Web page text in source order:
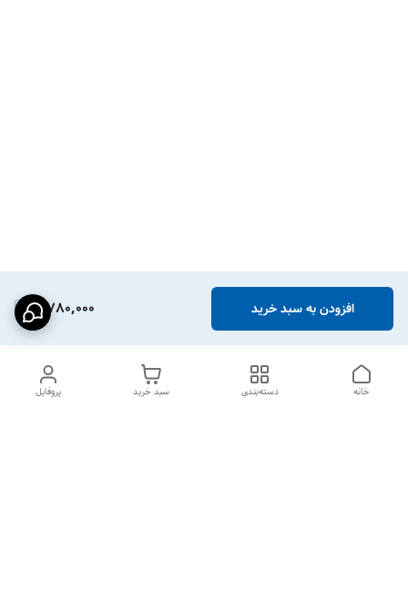
8,780,000 افزودن به سبد خرید
پروفایل سبد خرید دسته‌بندی خانه